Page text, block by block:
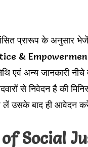
प्रारूप के अनुसार
& Empowerment
एवं अन्य जानकारी
से निवेदन है की
लें उसके बाद ही आवेदन
Social